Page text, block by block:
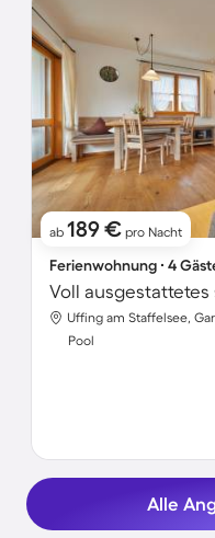
ab 189 € pro Nacht
Ferienwohnung ∙ 4
Pool
Alle